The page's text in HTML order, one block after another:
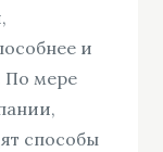
и
По мере
способы